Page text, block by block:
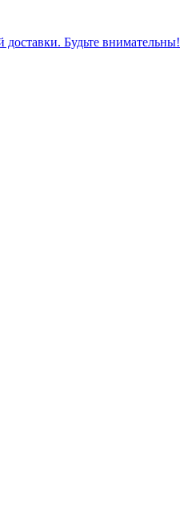
доставки. Будьте внимательны!